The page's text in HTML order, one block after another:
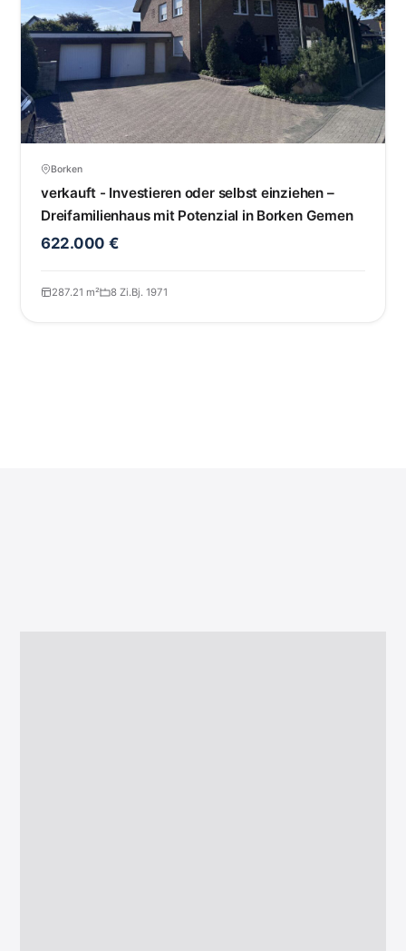
Borken
verkauft - Investieren oder selbst einziehen –
Dreifamilienhaus mit Potenzial in Borken Gemen
622.000 €
287.21 m² 8 Zi.Bj. 1971